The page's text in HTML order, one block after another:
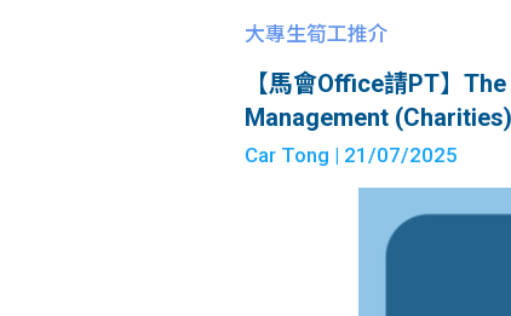
大專生筍工推介
【馬會Office請PT】
Management (Charities)
Car Tong | 21/07/2025